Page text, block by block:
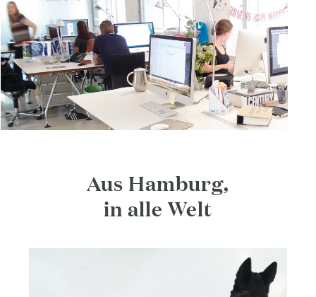
Aus Hamburg,
in alle Welt